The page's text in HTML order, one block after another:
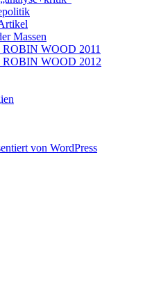
Massen
ROBIN WOOD 2011
ROBIN WOOD 2012
von WordPress